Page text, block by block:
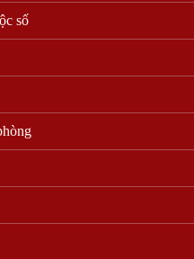
số
new 100% nguyên đai
nhận hàng vui lòng
số lượng và chất lượng
đúng yêu cầu của quý
hiệu hoặc sản phẩm
Công ty chúng tôi sẽ đổi,
gian 7 ngày kể từ thời